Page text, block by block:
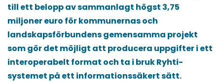
till ett belopp av sammanlagt högst 3,75
miljoner euro för kommunernas och
landskapsförbundens gemensamma projekt
som gör det möjligt att producera uppgifter i ett
interoperabelt format och ta i bruk Ryhti-
systemet på ett informationssäkert sätt.